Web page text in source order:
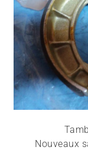
Nouveaux